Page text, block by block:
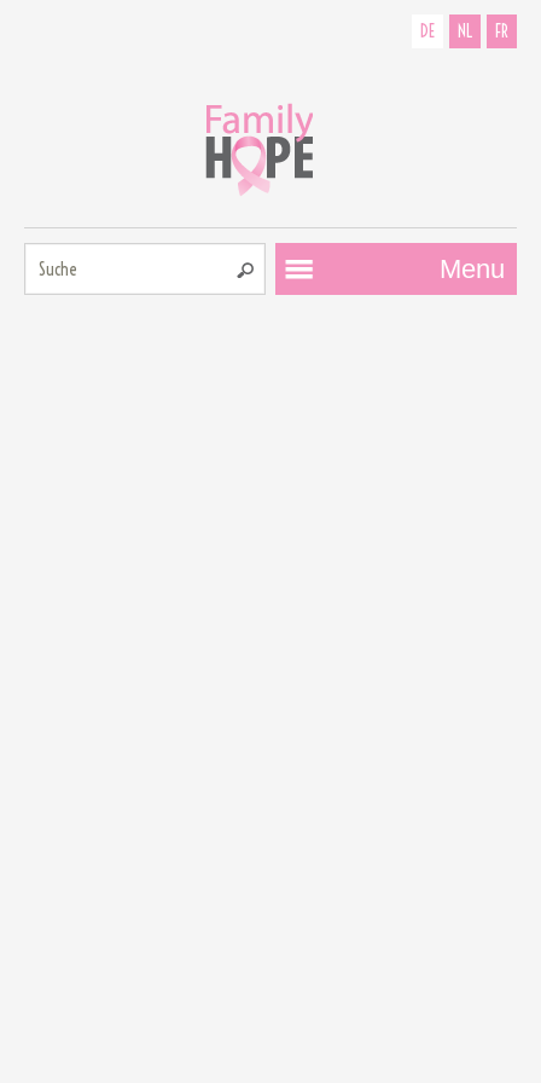
DE NL FR
Menu